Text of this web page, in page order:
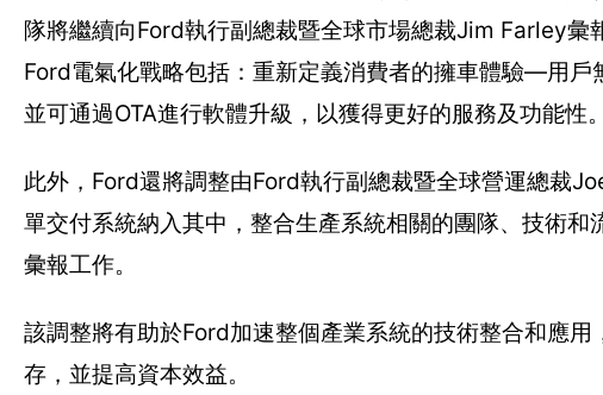
隊將繼續向Ford執行副總裁暨全球市場總裁Jim Farley彙
Ford電氣化戰略包括：重新定義消費者的擁車體驗—用戶
並可通過OTA進行軟體升級，以獲得更好的服務及功能性。
此外，Ford還將調整由Ford執行副總裁暨全球營運總裁
單交付系統納入其中，整合生產系統相關的團隊、技術
彙報工作。
該調整將有助於Ford加速整個產業系統的技術整合和應
存，並提高資本效益。